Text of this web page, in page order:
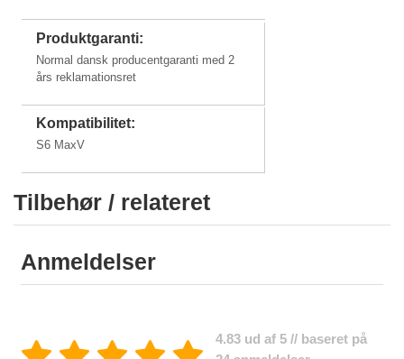
Produktgaranti:
Normal dansk producentgaranti med 2
års reklamationsret
Kompatibilitet:
S6 MaxV
Tilbehør / relateret
Anmeldelser
4.83 ud af 5 // baseret på